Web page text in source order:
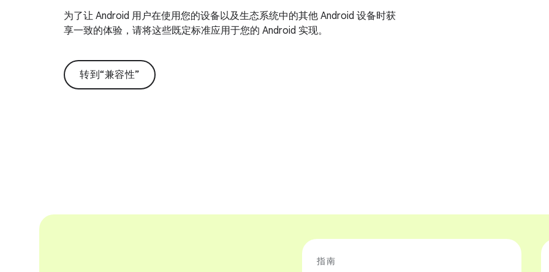
为了让 Android 用户在使用您的设备以及生态系统中的其他 Android 设备时获
享一致的体验，请将这些既定标准应用于您的 Android 实现。
转到“兼容性”
指南